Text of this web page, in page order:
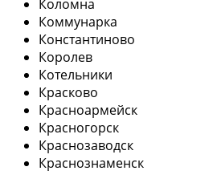
Коломна
Коммунарка
Константиново
Королев
Котельники
Красково
Красноармейск
Красногорск
Краснозаводск
Краснознаменск